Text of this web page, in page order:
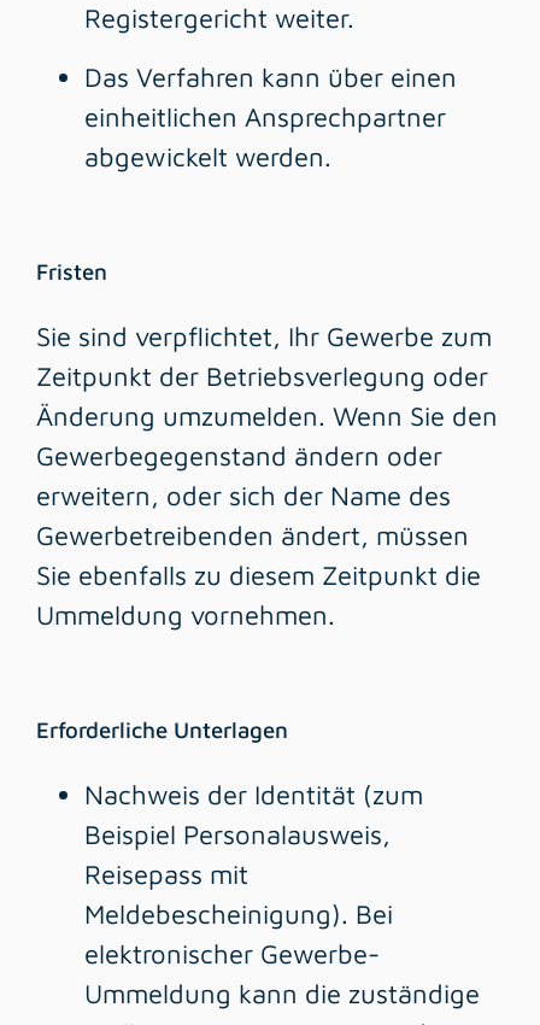
Registergericht weiter.
Das Verfahren kann über einen
einheitlichen Ansprechpartner
abgewickelt werden.
Fristen
Sie sind verpflichtet, Ihr Gewerbe zum
Zeitpunkt der Betriebsverlegung oder
Änderung umzumelden. Wenn Sie den
Gewerbegegenstand ändern oder
erweitern, oder sich der Name des
Gewerbetreibenden ändert, müssen
Sie ebenfalls zu diesem Zeitpunkt die
Ummeldung vornehmen.
Erforderliche Unterlagen
Nachweis der Identität (zum
Beispiel Personalausweis,
Reisepass mit
Meldebescheinigung). Bei
elektronischer Gewerbe-
Ummeldung kann die zuständige